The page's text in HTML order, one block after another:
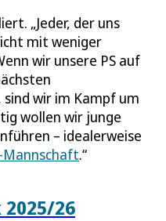
„Jeder, der uns
mit weniger
wir unsere PS auf
wir im Kampf um
wollen wir junge
– idealerweise
Mannschaft.“
26